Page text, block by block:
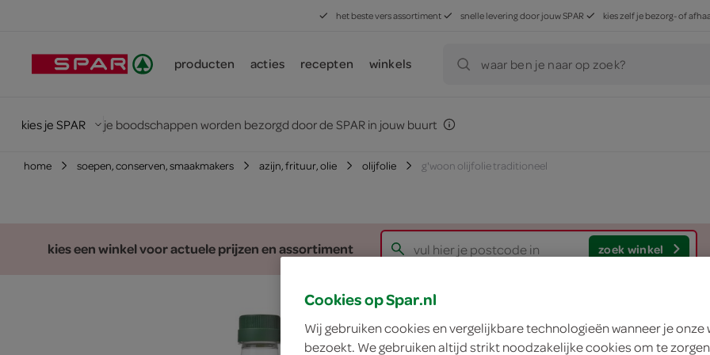
het beste vers assortiment snelle levering door jouw SPAR kies zelf je bezorg- of
producten acties recepten winkels waar ben je naar op zoek?
kies je SPAR je boodschappen worden bezorgd door de SPAR in jouw buurt
home soepen, conserven, smaakmakers azijn, frituur, olie olijfolie g'woon olijfolie traditioneel
kies een winkel voor actuele prijzen en assortiment zoek winkel
g'woon olijfolie
Cookies op Spar.nl
Wij gebruiken cookies en vergelijkbare technologieën wanneer je onze
bezoekt. We gebruiken altijd strikt noodzakelijke cookies om te